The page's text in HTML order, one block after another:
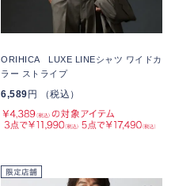
ORIHICA LUXE LINEシャツ ワイドカ
ラー ストライプ
6,589 円 （税込）